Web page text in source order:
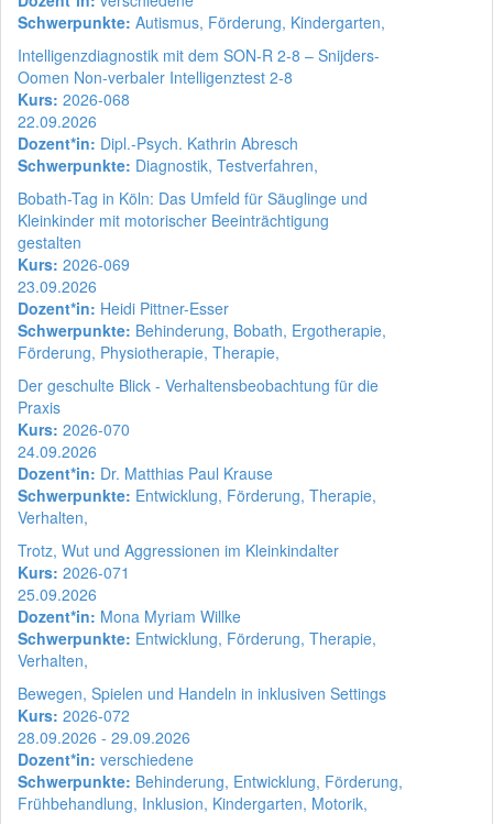
Schwerpunkte: Autismus, Förderung, Kindergarten,
Intelligenzdiagnostik mit dem SON-R 2-8 – Snijders-
Oomen Non-verbaler Intelligenztest 2-8
Kurs: 2026-068
22.09.2026
Dozent*in: Dipl.-Psych. Kathrin Abresch
Schwerpunkte: Diagnostik, Testverfahren,
Bobath-Tag in Köln: Das Umfeld für Säuglinge und
Kleinkinder mit motorischer Beeinträchtigung
gestalten
Kurs: 2026-069
23.09.2026
Dozent*in: Heidi Pittner-Esser
Schwerpunkte: Behinderung, Bobath, Ergotherapie,
Förderung, Physiotherapie, Therapie,
Der geschulte Blick - Verhaltensbeobachtung für die
Praxis
Kurs: 2026-070
24.09.2026
Dozent*in: Dr. Matthias Paul Krause
Schwerpunkte: Entwicklung, Förderung, Therapie,
Verhalten,
Trotz, Wut und Aggressionen im Kleinkindalter
Kurs: 2026-071
25.09.2026
Dozent*in: Mona Myriam Willke
Schwerpunkte: Entwicklung, Förderung, Therapie,
Verhalten,
Bewegen, Spielen und Handeln in inklusiven Settings
Kurs: 2026-072
28.09.2026 - 29.09.2026
Dozent*in: verschiedene
Schwerpunkte: Behinderung, Entwicklung, Förderung,
Frühbehandlung, Inklusion, Kindergarten, Motorik,